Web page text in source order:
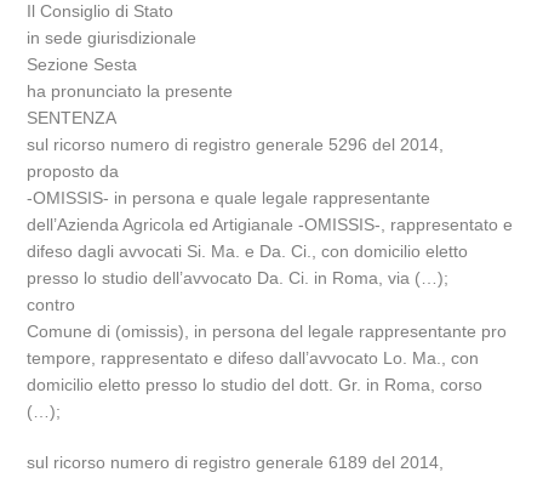
Il Consiglio di Stato
in sede giurisdizionale
Sezione Sesta
ha pronunciato la presente
SENTENZA
sul ricorso numero di registro generale 5296 del 2014,
proposto da
-OMISSIS- in persona e quale legale rappresentante
dell’Azienda Agricola ed Artigianale -OMISSIS-, rappresentato e
difeso dagli avvocati Si. Ma. e Da. Ci., con domicilio eletto
presso lo studio dell’avvocato Da. Ci. in Roma, via (…);
contro
Comune di (omissis), in persona del legale rappresentante pro
tempore, rappresentato e difeso dall’avvocato Lo. Ma., con
domicilio eletto presso lo studio del dott. Gr. in Roma, corso
(…);
sul ricorso numero di registro generale 6189 del 2014,